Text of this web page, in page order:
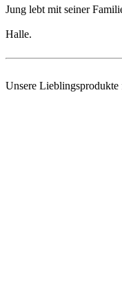
Jung lebt mit seiner
Halle.
Unsere Lieblingsprodukte